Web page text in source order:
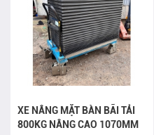
XE NÂNG MẶT BÀN BÃI TẢI
800KG NÂNG CAO 1070MM